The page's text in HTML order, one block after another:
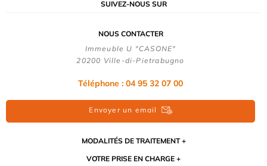
SUIVEZ-NOUS SUR
NOUS CONTACTER
Immeuble U "CASONE"
20200 Ville-di-Pietrabugno
Téléphone : 04 95 32 07 00
Envoyer un email
MODALITÉS DE TRAITEMENT
VOTRE PRISE EN CHARGE